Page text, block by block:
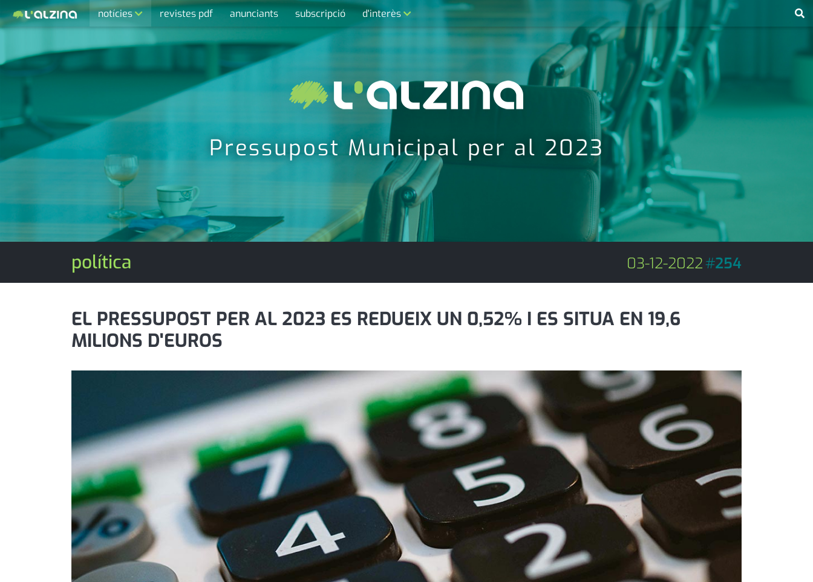
notícies
últimes notícies
cultura
empresa
entrevista
esports
medi ambient
opinió
promo serveis
reportatge
successos
urbanisme
editorial
revistes pdf anunciants subscripció d'interès
telèfons
calendari
Pressupost Municipal per al 2023
política 03-12-2022#254
EL PRESSUPOST PER AL 2023 ES REDUEIX UN 0,52% I ES SITUA EN 19,6
MILIONS D'EUROS